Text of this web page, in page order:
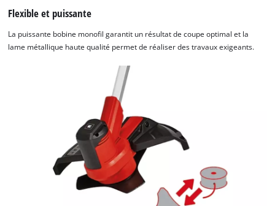
Flexible et puissante
La puissante bobine monofil garantit un résultat de coupe optimal et la
lame métallique haute qualité permet de réaliser des travaux exigeants.